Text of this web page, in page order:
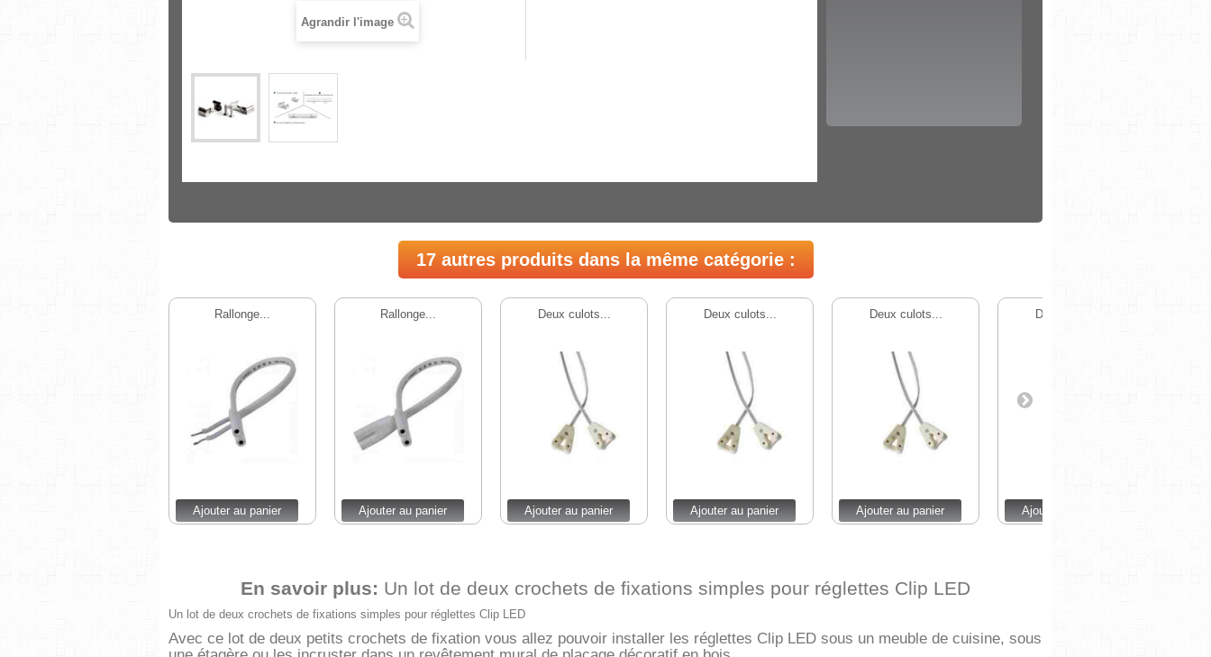
Agrandir l'image
17 autres produits dans la même catégorie :
Rallonge...
Ajouter au panier
Rallonge...
Ajouter au panier
Deux culots...
Ajouter au panier
Deux culots...
Ajouter au panier
Deux culots...
Ajouter au panier
Deux culots...
Ajouter au panier
En savoir plus: Un lot de deux crochets de fixations simples pour réglettes Clip LED
Un lot de deux crochets de fixations simples pour réglettes Clip LED
Avec ce lot de deux petits crochets de fixation vous allez pouvoir installer les réglettes Clip LED sous un meuble de cuisine, sous